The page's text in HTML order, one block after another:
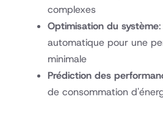
complexes
Optimisation du système
automatique pour une
minimale
Prédiction des
de consommation